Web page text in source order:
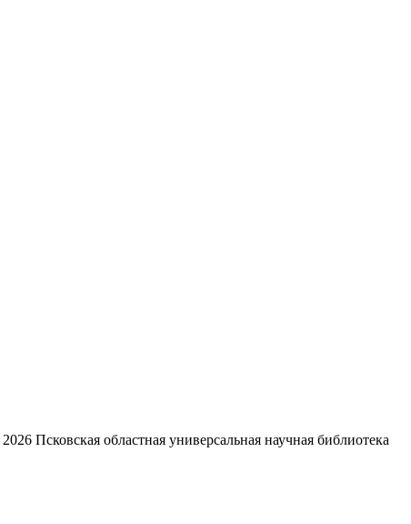
2026 Псковская областная универсальная научная библиотека